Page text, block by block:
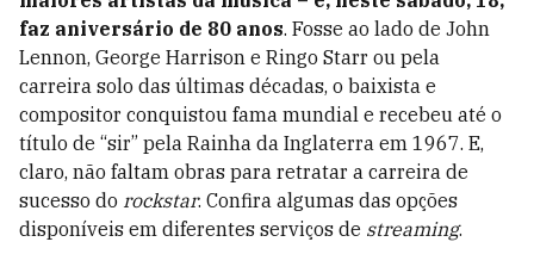
faz aniversário de 80 anos. Fosse ao lado de John
Lennon, George Harrison e Ringo Starr ou pela
carreira solo das últimas décadas, o baixista e
compositor conquistou fama mundial e recebeu até o
título de “sir” pela Rainha da Inglaterra em 1967. E,
claro, não faltam obras para retratar a carreira de
sucesso do rockstar. Confira algumas das opções
disponíveis em diferentes serviços de streaming.